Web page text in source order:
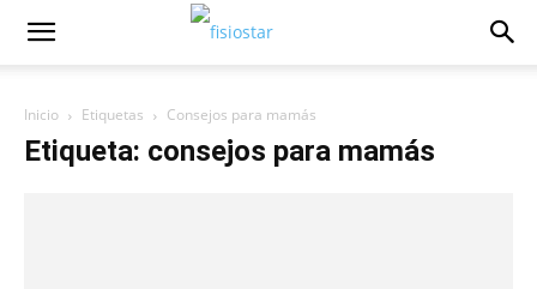
Inicio Etiquetas Consejos para mamás
Etiqueta: consejos para mamás